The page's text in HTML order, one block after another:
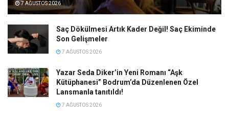
7 AĞUSTOS 2026
Saç Dökülmesi Artık Kader Değil! Saç Ekiminde
Son Gelişmeler
7 AĞUSTOS 2026
Yazar Seda Diker’in Yeni Romanı “Aşk
Kütüphanesi” Bodrum’da Düzenlenen Özel
Lansmanla tanıtıldı!
7 AĞUSTOS 2026